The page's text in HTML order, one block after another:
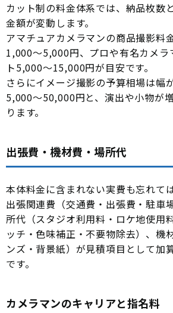
カット制の料金体系では、納品枚数
金額が変動します。
アマチュアカメラマンの商品撮影料
1,000〜5,000円、プロや有名カメラ
ト5,000〜15,000円が目安です。
さらにイメージ撮影の予算相場は幅
5,000〜50,000円と、演出や小物が
ります。
出張費・機材費・場所代
本体料金に含まれない実費も忘れて
出張関連費（交通費・出張費・駐車
所代（スタジオ利用料・ロケ地使用
ッチ・色味補正・不要物除去）、機
ンズ・背景紙）が見積項目として加
です。
カメラマンのキャリアと指名料